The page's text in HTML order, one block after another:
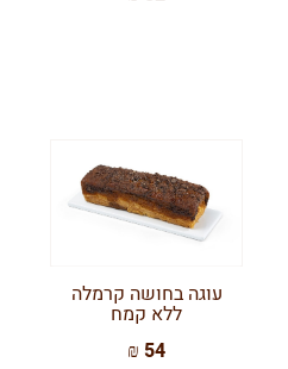
עוגה בחושה קרמלה
ללא קמח
54 ₪